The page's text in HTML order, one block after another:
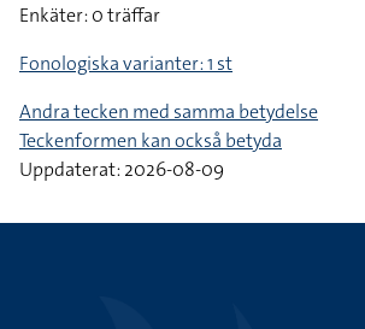
Enkäter: 0 träffar
Fonologiska varianter: 1 st
Andra tecken med samma betydelse
Teckenformen kan också betyda
Uppdaterat: 2026-08-09